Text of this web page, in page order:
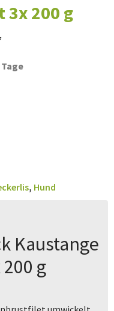
200 g
, Hund
Kaustange
g